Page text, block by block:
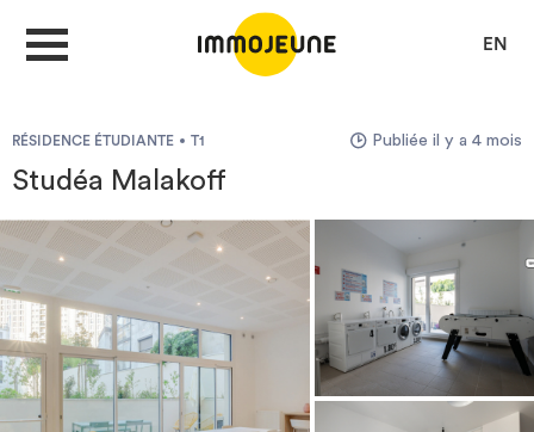
EN
DÉPOSER UNE ANNONCE
Je cherche un logement
Je propose un bien
RÉSIDENCE ÉTUDIANTE T1 Publiée il y a 4 mois
Studéa Malakoff